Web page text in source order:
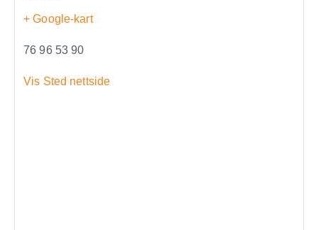
+ Google-kart
76 96 53 90
Vis Sted nettside